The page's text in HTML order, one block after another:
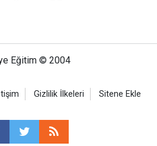
Eğitim © 2004
Gizlilik İlkeleri Sitene Ekle